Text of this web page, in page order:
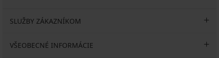
SLUŽBY ZÁKAZNÍKOM
VŠEOBECNÉ INFORMÁCIE